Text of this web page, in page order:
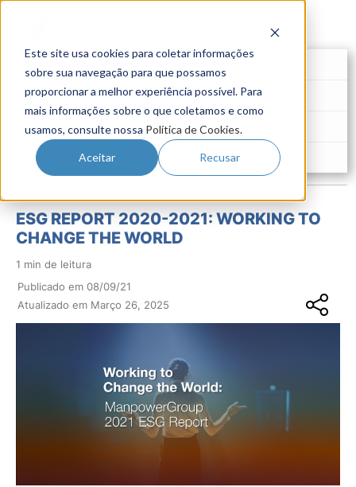
Este site usa cookies para coletar informações
sobre sua navegação para que possamos
proporcionar a melhor experiência possível. Para
mais informações sobre o que coletamos e como
usamos, consulte nossa Política de Cookies.
Aceitar Recusar
Gestão de Talentos
Novo Emprego
Pesquisas
ESG REPORT 2020-2021: WORKING TO
CHANGE THE WORLD
1 min de leitura
Publicado em 08/09/21
Atualizado em Março 26, 2025